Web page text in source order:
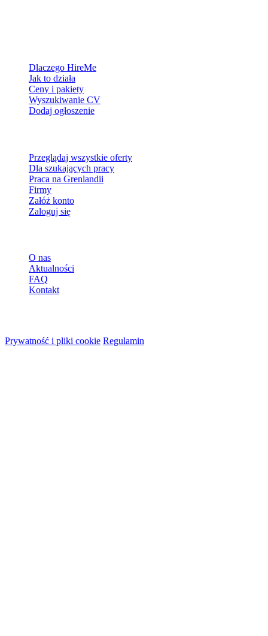
Dlaczego HireMe
Jak to działa
Ceny i pakiety
Wyszukiwanie CV
Dodaj ogłoszenie
Przeglądaj wszystkie oferty
Dla szukających pracy
Praca na Grenlandii
Firmy
Załóż konto
Zaloguj się
O nas
Aktualności
FAQ
Kontakt
Prywatność i pliki cookie Regulamin